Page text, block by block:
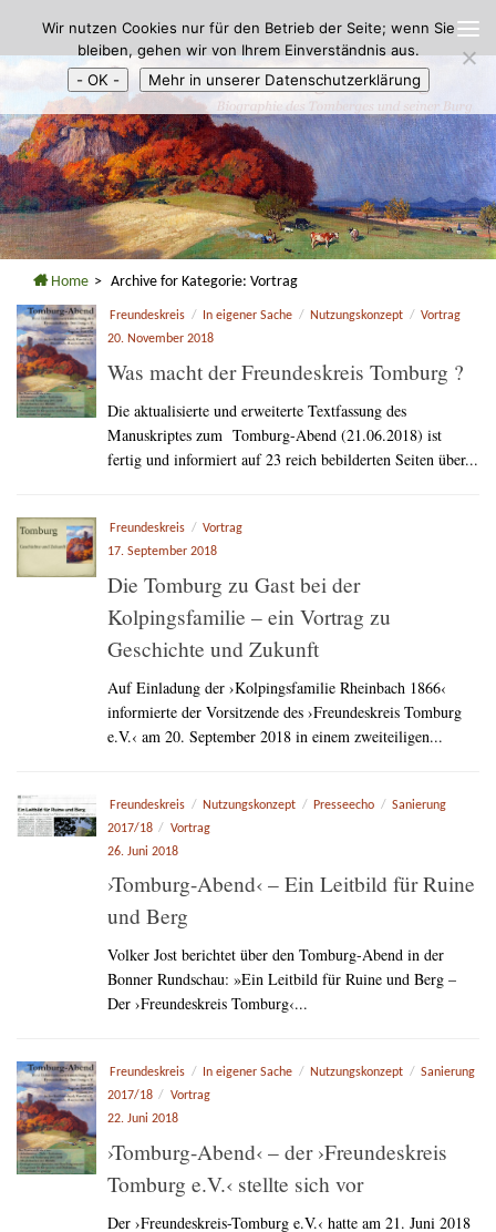
Zum Inhalt springen
Home > Archive for Kategorie: Vortrag
Freundeskreis / In eigener Sache / Nutzungskonzept / Vortrag
20. November 2018
Was macht der Freundeskreis Tomburg ?
Die aktualisierte und erweiterte Textfassung des
Manuskriptes zum Tomburg-Abend (21.06.2018) ist
fertig und informiert auf 23 reich bebilderten Seiten über...
Freundeskreis / Vortrag
17. September 2018
Die Tomburg zu Gast bei der
Kolpingsfamilie – ein Vortrag zu
Geschichte und Zukunft
Auf Einladung der ›Kolpingsfamilie Rheinbach 1866‹
informierte der Vorsitzende des ›Freundeskreis Tomburg
e.V.‹ am 20. September 2018 in einem zweiteiligen...
Freundeskreis / Nutzungskonzept / Presseecho / Sanierung
2017/18 / Vortrag
26. Juni 2018
›Tomburg-Abend‹ – Ein Leitbild für Ruine
und Berg
Volker Jost berichtet über den Tomburg-Abend in der
Bonner Rundschau: »Ein Leitbild für Ruine und Berg –
Der ›Freundeskreis Tomburg‹...
Freundeskreis / In eigener Sache / Nutzungskonzept / Sanierung
2017/18 / Vortrag
22. Juni 2018
›Tomburg-Abend‹ – der ›Freundeskreis
Tomburg e.V.‹ stellte sich vor
Der ›Freundeskreis-Tomburg e.V.‹ hatte am 21. Juni 2018
Wir nutzen Cookies nur für den Betrieb der Seite; wenn Sie
bleiben, gehen wir von Ihrem Einverständnis aus.
- OK -
Mehr in unserer Datenschutzerklärung